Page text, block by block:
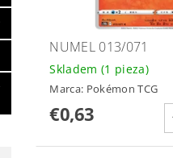
NUMEL 013/071
Skladem (1 pieza)
Marca: Pokémon TCG
€0,63